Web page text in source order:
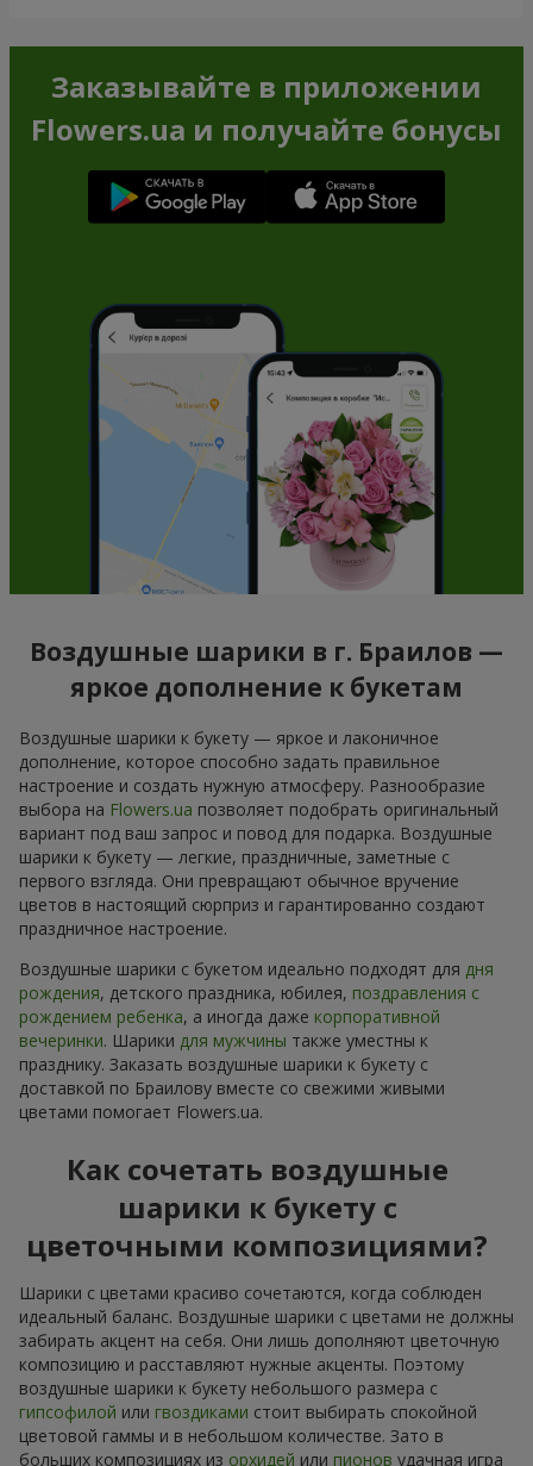
Заказывайте в приложении
Flowers.ua и получайте бонусы
Воздушные шарики в г. Браилов —
яркое дополнение к букетам
Воздушные шарики к букету — яркое и лаконичное
дополнение, которое способно задать правильное
настроение и создать нужную атмосферу. Разнообразие
выбора на Flowers.ua позволяет подобрать оригинальный
вариант под ваш запрос и повод для подарка. Воздушные
шарики к букету — легкие, праздничные, заметные с
первого взгляда. Они превращают обычное вручение
цветов в настоящий сюрприз и гарантированно создают
праздничное настроение.
Воздушные шарики с букетом идеально подходят для дня
рождения, детского праздника, юбилея, поздравления с
рождением ребенка, а иногда даже корпоративной
вечеринки. Шарики для мужчины также уместны к
празднику. Заказать воздушные шарики к букету с
доставкой по Браилову вместе со свежими живыми
цветами помогает Flowers.ua.
Как сочетать воздушные
шарики к букету с
цветочными композициями?
Шарики с цветами красиво сочетаются, когда соблюден
идеальный баланс. Воздушные шарики с цветами не должны
забирать акцент на себя. Они лишь дополняют цветочную
композицию и расставляют нужные акценты. Поэтому
воздушные шарики к букету небольшого размера с
гипсофилой или гвоздиками стоит выбирать спокойной
цветовой гаммы и в небольшом количестве. Зато в
больших композициях из орхидей или пионов удачная игра